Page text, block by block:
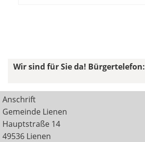
Wir sind für Sie da! Bürgertelefon:
Anschrift
Gemeinde Lienen
Hauptstraße 14
49536 Lienen